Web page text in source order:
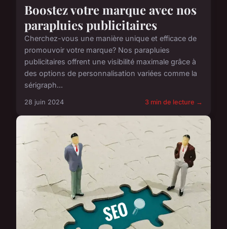
Boostez votre marque avec nos
parapluies publicitaires
Cherchez-vous une manière unique et efficace de
promouvoir votre marque? Nos parapluies
publicitaires offrent une visibilité maximale grâce à
des options de personnalisation variées comme la
sérigraph...
28 juin 2024 3 min de lecture →